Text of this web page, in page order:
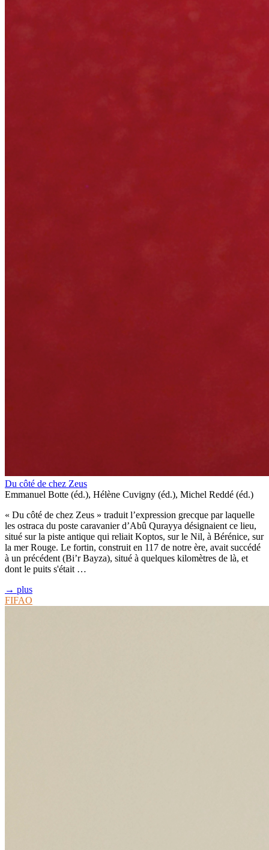
Du côté de chez Zeus
Emmanuel Botte (éd.), Hélène Cuvigny (éd.), Michel Reddé (éd.)
« Du côté de chez Zeus » traduit l’expression grecque par laquelle
les ostraca du poste caravanier d’Abû Qurayya désignaient ce lieu,
situé sur la piste antique qui reliait Koptos, sur le Nil, à Bérénice, sur
la mer Rouge. Le fortin, construit en 117 de notre ère, avait succédé
à un précédent (Bi’r Bayza), situé à quelques kilomètres de là, et
dont le puits s'était …
→ plus
FIFAO